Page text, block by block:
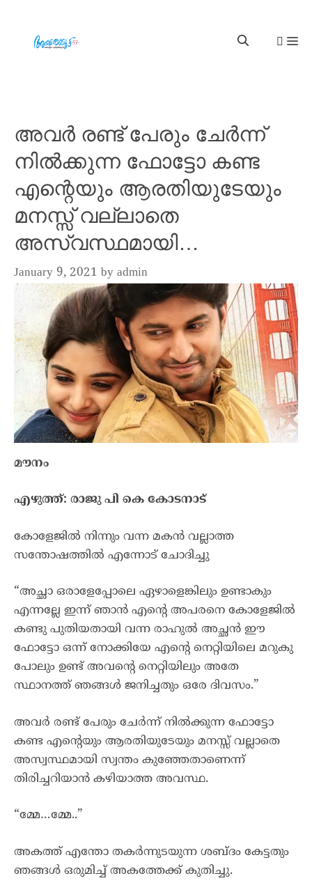
അവർ രണ്ട് പേരും ചേർന്ന്
നിൽക്കുന്ന ഫോട്ടോ കണ്ട
എന്റെയും ആരതിയുടേയും
മനസ്സ് വല്ലാതെ
അസ്വസ്ഥമായി…
January 9, 2021 by admin
മൗനം
എഴുത്ത്: രാജു പി കെ കോടനാട്
കോളേജിൽ നിന്നും വന്ന മകൻ വല്ലാത്ത
സന്തോഷത്തിൽ എന്നോട് ചോദിച്ചു
“അച്ഛാ ഒരാളേപ്പോലെ ഏഴാളെങ്കിലും ഉണ്ടാകും
എന്നല്ലേ ഇന്ന് ഞാൻ എന്റെ അപരനെ കോളേജിൽ
കണ്ടു പുതിയതായി വന്ന രാഹുൽ അച്ഛൻ ഈ
ഫോട്ടോ ഒന്ന് നോക്കിയേ എന്റെ നെറ്റിയിലെ മറുകു
പോലും ഉണ്ട് അവന്റെ നെറ്റിയിലും അതേ
സ്ഥാനത്ത് ഞങ്ങൾ ജനിച്ചതും ഒരേ ദിവസം.”
അവർ രണ്ട് പേരും ചേർന്ന് നിൽക്കുന്ന ഫോട്ടോ
കണ്ട എന്റെയും ആരതിയുടേയും മനസ്സ് വല്ലാതെ
അസ്വസ്ഥമായി സ്വന്തം കുഞ്ഞേതാണെന്ന്
തിരിച്ചറിയാൻ കഴിയാത്ത അവസ്ഥ.
“മ്മേ…മ്മേ..”
അകത്ത് എന്തോ തകർന്നുടയുന്ന ശബ്ദം കേട്ടതും
ഞങ്ങൾ ഒരുമിച്ച് അകത്തേക്ക് കുതിച്ചു.